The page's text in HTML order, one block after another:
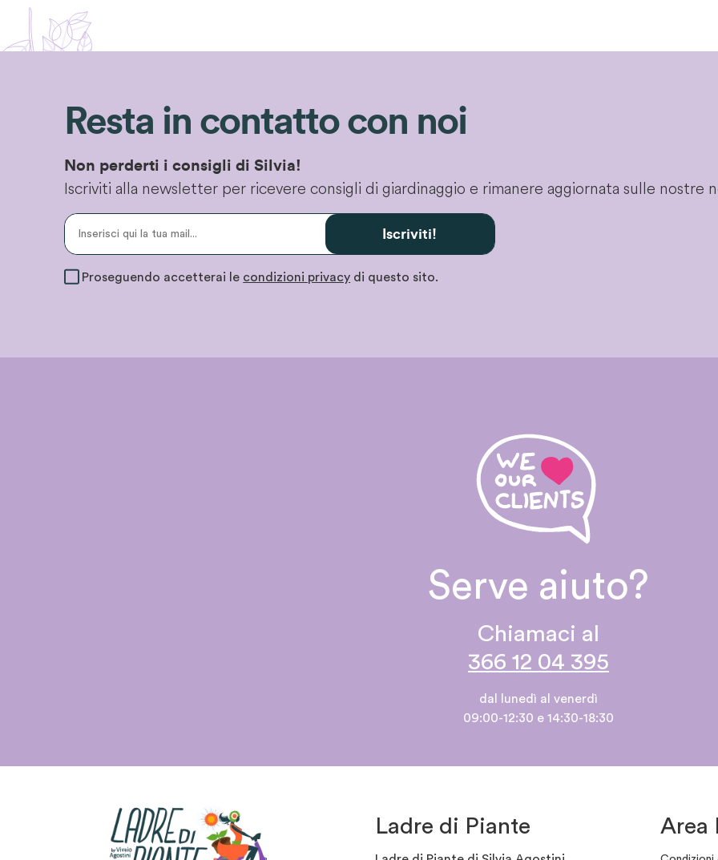
Resta in contatto con noi
Non perderti i consigli di Silvia!
Iscriviti alla newsletter per ricevere consigli di giardinaggio e rimanere aggiornata sulle nostre
Iscriviti!
Proseguendo accetterai le condizioni privacy di questo sito.
Serve aiuto?
Chiamaci al
366 12 04 395
dal lunedì al venerdì
09:00-12:30 e 14:30-18:30
Ladre di Piante Area